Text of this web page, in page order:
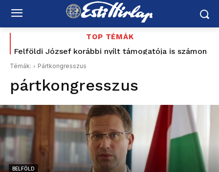
TOP TÉMÁK
Felföldi József korábbi nyílt támogatója is számon
kéri Magyar Pétert: „Nem ezt ígérték”
Témák: Pártkongresszus
pártkongresszus
BELFÖLD